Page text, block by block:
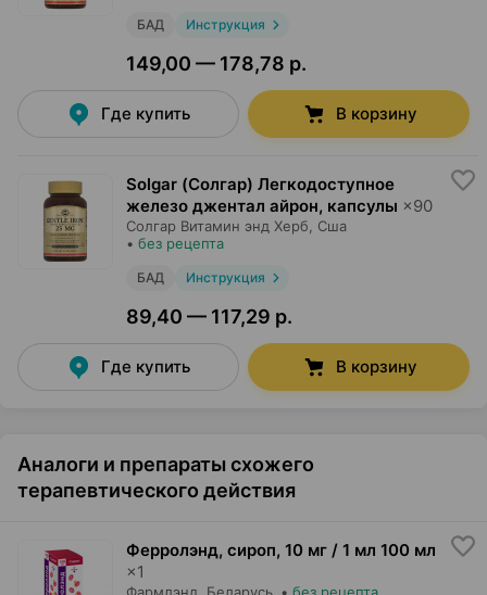
БАД Инструкция
149,00 — 178,78 р.
Где купить В корзину
Solgar (Солгар) Легкодоступное
железо джентал айрон, капсулы ×90
Солгар Витамин энд Херб , Сша
• без рецепта
БАД Инструкция
89,40 — 117,29 р.
Где купить В корзину
Аналоги и препараты схожего
терапевтического действия
Ферролэнд, сироп, 10 мг / 1 мл 100 мл
×1